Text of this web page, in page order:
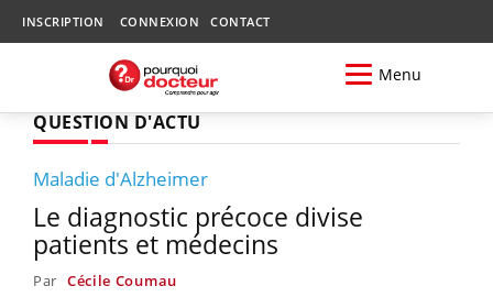
INSCRIPTION CONNEXION CONTACT
Menu
QUESTION D'ACTU
Maladie d'Alzheimer
Le diagnostic précoce divise
patients et médecins
Par Cécile Coumau